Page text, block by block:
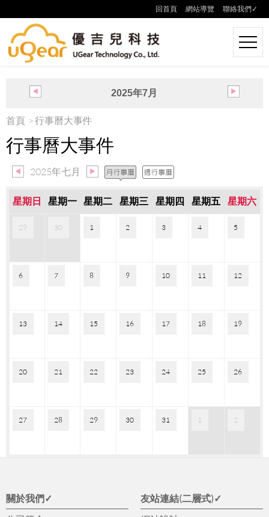
回首頁 網站導覽 聯絡我們✓
2025年7月
日 一
6
7 8
13
14 15
20
21 22 23 24
30 31
首頁 行事曆大事件
行事曆大事件
2025年七月
星期日 星期一 星期二 星期三 星期四 星期五 星期六
29 30 1 2 3 4 5
6 7 8 9 10 11 12
13 14 15 16 17 18 19
20 21 22 23 24 25 26
27 28 29 30 31 1 2
關於我們✓
友站連結(二層式)✓